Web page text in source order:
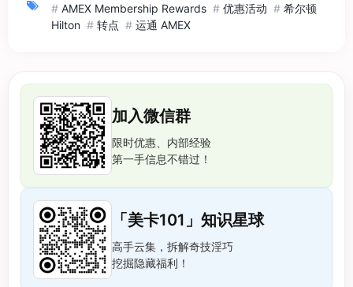
# AMEX Membership Rewards # 优惠活动 # 希尔顿
Hilton # 转点 # 运通 AMEX
加入微信群
限时优惠、内部经验
第一手信息不错过！
「美卡101」知识星球
高手云集，拆解奇技淫巧
挖掘隐藏福利！